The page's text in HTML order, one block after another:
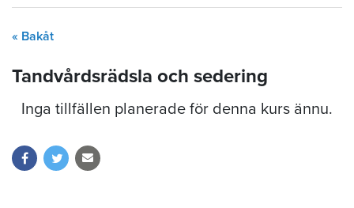
« Bakåt
Tandvårdsrädsla och sedering
Inga tillfällen planerade för denna kurs ännu.